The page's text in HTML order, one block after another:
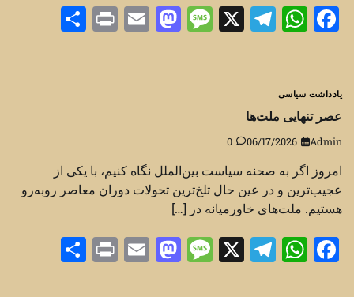
Facebook
WhatsApp
Telegram
X
Message
Mastodon
Email
Print
یادداشت سیاسی
عصر تنهایی ملت‌ها
Admin
06/17/2026
0
امروز اگر به صحنه سیاست بین‌الملل نگاه کنیم، با یکی از
عجیب‌ترین و در عین حال تلخ‌ترین تحولات دوران معاصر روبه‌رو
هستیم. ملت‌های خاورمیانه در […]
Facebook
WhatsApp
Telegram
X
Message
Mastodon
Email
Print